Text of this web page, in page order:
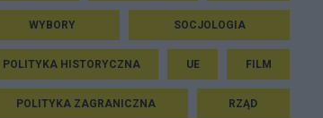
WYBORY SOCJOLOGIA
POLITYKA HISTORYCZNA UE FILM
POLITYKA ZAGRANICZNA RZĄD